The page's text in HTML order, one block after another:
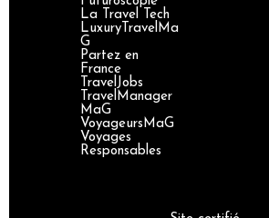
La Travel Tech
LuxuryTravelMa
G
Partez en
France
TravelJobs
TravelManager
MaG
VoyageursMaG
Voyages
Responsables